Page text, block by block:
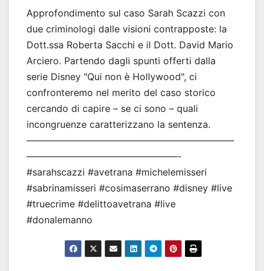
Approfondimento sul caso Sarah Scazzi con
due criminologi dalle visioni contrapposte: la
Dott.ssa Roberta Sacchi e il Dott. David Mario
Arciero. Partendo dagli spunti offerti dalla
serie Disney "Qui non è Hollywood", ci
confronteremo nel merito del caso storico
cercando di capire – se ci sono – quali
incongruenze caratterizzano la sentenza.
——————————————————————
————————————————-
#sarahscazzi #avetrana #michelemisseri
#sabrinamisseri #cosimaserrano #disney #live
#truecrime #delittoavetrana #live
#donalemanno